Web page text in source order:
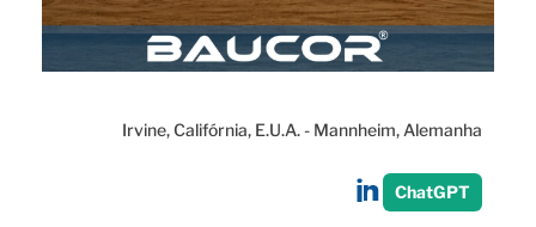
Irvine, Califórnia, E.U.A. - Mannheim, Alemanha
Partilhar
no
ChatGPT